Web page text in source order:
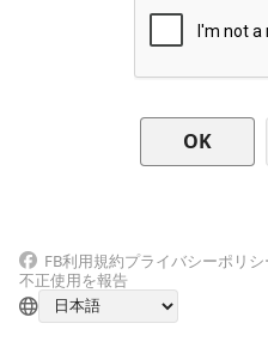
FB利用規約プライバシーポリシ
不正使用を報告